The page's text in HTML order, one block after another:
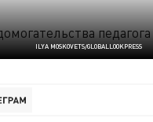
ILYA MOSKOVETS/GLOBALLOOKPRESS